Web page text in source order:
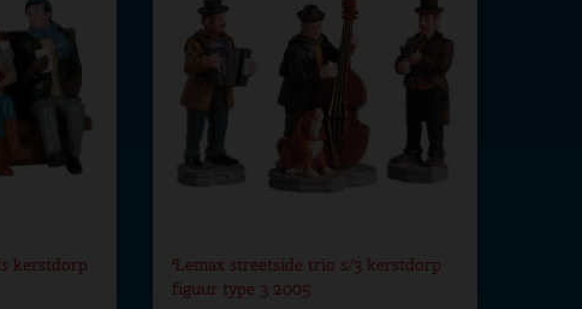
kerstdorp
Lemax streetside trio s/3 kerstdorp
figuur type 3 2005